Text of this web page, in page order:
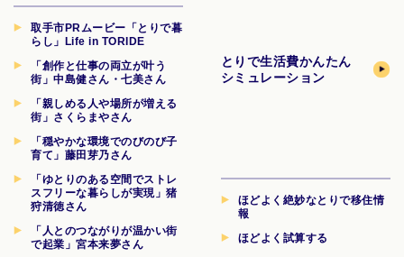
取手市PRムービー「とりで暮
らし」Life in TORIDE
「創作と仕事の両立が叶う
街」中島健さん・七美さん
「親しめる人や場所が増える
街」さくらまやさん
「穏やかな環境でのびのび子
育て」藤田芽乃さん
「ゆとりのある空間でストレ
スフリーな暮らしが実現」猪
狩清徳さん
「人とのつながりが温かい街
で起業」宮本来夢さん
とりで生活費かんたん
シミュレーション
ほどよく絶妙なとりで移住情
報
ほどよく試算する